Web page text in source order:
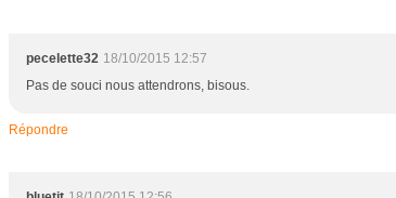
pecelette32 18/10/2015 12:57
Pas de souci nous attendrons, bisous.
Répondre